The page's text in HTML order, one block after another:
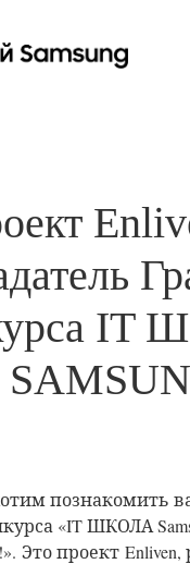
IT
познакомить
«IT ШКОЛА
Это проект